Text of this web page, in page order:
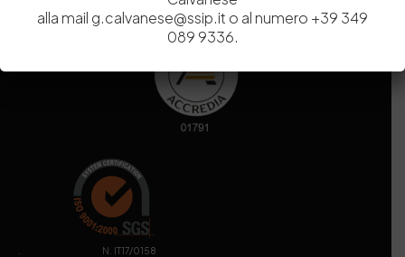
. N. IT17/0158
alla mail g.calvanese@ssip.it o al numero +39 349
089 9336.